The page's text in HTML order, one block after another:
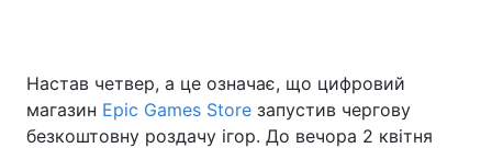
Настав четвер, а це означає, що цифровий
магазин Epic Games Store запустив чергову
безкоштовну роздачу ігор. До вечора 2 квітня